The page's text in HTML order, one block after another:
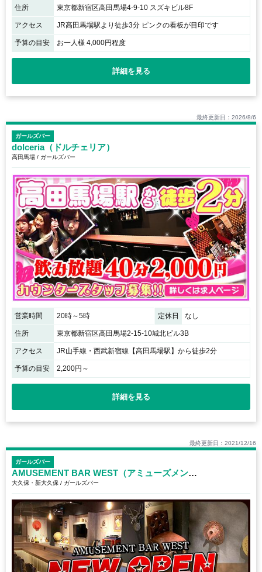
住所 東京都新宿区高田馬場4-9-10 スズキビル8F
アクセス JR高田馬場駅より徒歩3分 ピンクの看板が目印です
予算の目安 お一人様 4,000円程度
詳細を見る
最終更新日：2026/8/6
ガールズバー
dolceria（ドルチェリア）
高田馬場 / ガールズバー
営業時間 20時～5時 定休日 なし
住所 東京都新宿区高田馬場2-15-10城北ビル3B
アクセス JR山手線・西武新宿線【高田馬場駅】から徒歩2分
予算の目安 2,200円～
詳細を見る
最終更新日：2021/12/16
ガールズバー
AMUSEMENT BAR WEST（アミューズメントバー ウエスト）
大久保・新大久保 / ガールズバー